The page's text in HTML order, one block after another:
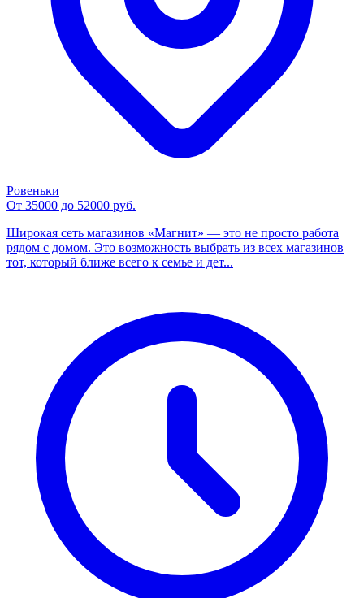
Ровеньки
От 35000 до 52000 руб.
Широкая сеть магазинов «Магнит» — это не просто работа
рядом с домом. Это возможность выбрать из всех магазинов
тот, который ближе всего к семье и дет...